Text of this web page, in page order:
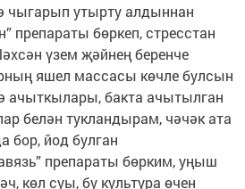
чыгарып утырту алдыннан
препараты бөркеп, стресстан
үзем җәйнең беренче
яшел массасы көчле булсын
ачыткылары, бакта ачытылган
белән тукландырам, чәчәк ата
бор, йод булган
препараты бөрким, уңыш
көл суы, бу культура өчен